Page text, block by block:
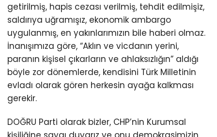
getirilmiş, hapis cezası verilmiş, tehdit edilmişiz,
saldırıya uğramışız, ekonomik ambargo
uygulanmış, en yakınlarımızın bile haberi olmaz.
İnanışımıza göre, “Aklın ve vicdanın yerini,
paranın kişisel çıkarların ve ahlaksızlığın” aldığı
böyle zor dönemlerde, kendisini Türk Milletinin
evladı olarak gören herkesin ayağa kalkması
gerekir.
DOĞRU Parti olarak bizler, CHP’nin Kurumsal